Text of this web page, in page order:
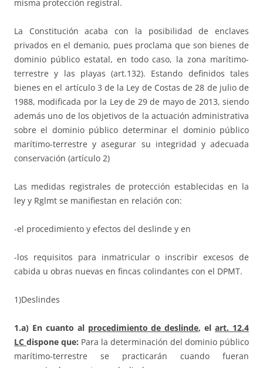
misma protección registral.
La Constitución acaba con la posibilidad de enclaves
privados en el demanio, pues proclama que son bienes de
dominio público estatal, en todo caso, la zona marítimo-
terrestre y las playas (art.132). Estando definidos tales
bienes en el artículo 3 de la Ley de Costas de 28 de julio de
1988, modificada por la Ley de 29 de mayo de 2013, siendo
además uno de los objetivos de la actuación administrativa
sobre el dominio público determinar el dominio público
marítimo-terrestre y asegurar su integridad y adecuada
conservación (artículo 2)
Las medidas registrales de protección establecidas en la
ley y Rglmt se manifiestan en relación con:
-el procedimiento y efectos del deslinde y en
-los requisitos para inmatricular o inscribir excesos de
cabida u obras nuevas en fincas colindantes con el DPMT.
1)Deslindes
1.a) En cuanto al procedimiento de deslinde, elart. 12.4
LC dispone que: Para la determinación del dominio público
marítimo-terrestre se practicarán cuando fueran